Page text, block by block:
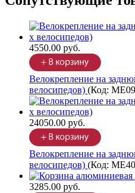
4550.00 руб.
Велокрепление на
велосипедов) (Код:
24050.00 руб.
Велокрепление на
велосипедов) (Код:
3285.00 руб.